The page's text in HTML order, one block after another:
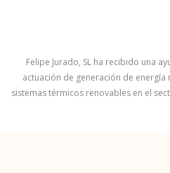
Felipe Jurado, SL ha recibido una
actuación de generación de
sistemas térmicos renovables en el